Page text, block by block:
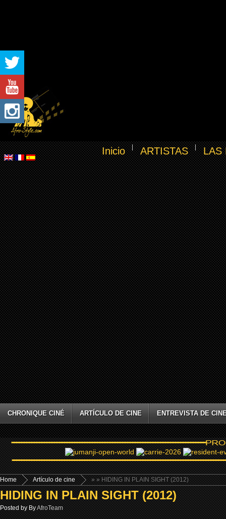
Inicio ARTISTAS LAS
CHRONIQUE CINÉ ARTÍCULO DE CINE ENTREVISTA DE
Home »
Artículo de cine » HIDING IN PLAIN SIGHT (2012)
HIDING IN PLAIN SIGHT (2012)
Posted by ByAfroTeam